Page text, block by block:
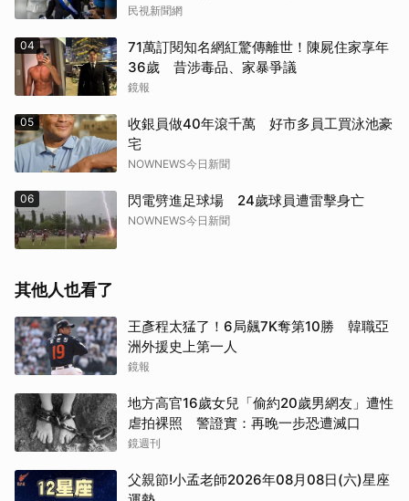
民視新聞網
04
71萬訂閱知名網紅驚傳離世！陳屍住家享年
36歲 昔涉毒品、家暴爭議
鏡報
05
收銀員做40年滾千萬 好市多員工買泳池豪
宅
NOWNEWS今日新聞
06 閃電劈進足球場 24歲球員遭雷擊身亡
NOWNEWS今日新聞
其他人也看了
王彥程太猛了！6局飆7K奪第10勝 韓職亞
洲外援史上第一人
鏡報
地方高官16歲女兒「偷約20歲男網友」遭性
虐拍裸照 警證實：再晚一步恐遭滅口
鏡週刊
父親節!小孟老師2026年08月08日(六)星座